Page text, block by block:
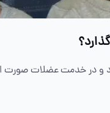
در خدمت عضلات صورت